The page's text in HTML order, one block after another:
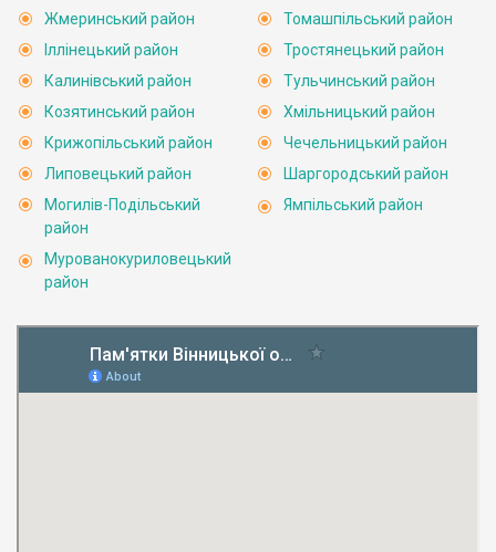
Жмеринський район
Іллінецький район
Калинівський район
Козятинський район
Крижопільський район
Липовецький район
Могилів-Подільський
район
Мурованокуриловецький
район
Томашпільський район
Тростянецький район
Тульчинський район
Хмільницький район
Чечельницький район
Шаргородський район
Ямпільський район